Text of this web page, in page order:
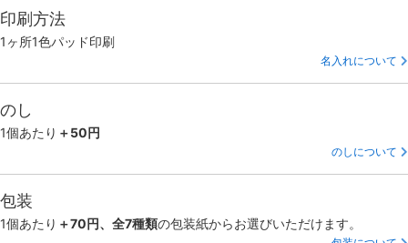
印刷方法
1ヶ所1色パッド印刷
名入れについて
のし
1個あたり ＋50円
のしについて
包装
1個あたり ＋70円、全7種類の包装紙からお選びいただけます。